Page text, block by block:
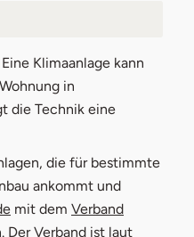
Klimaanlage kann
in
die Technik eine
die für bestimmte
ankommt und
öffnet in neuem Fenster
mit dem Verband
Der Verband ist laut